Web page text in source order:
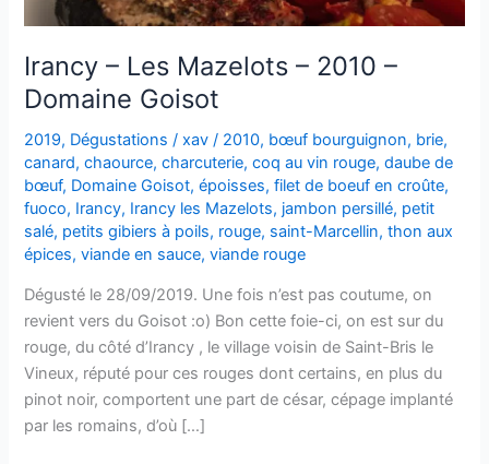
Irancy – Les Mazelots – 2010 –
Domaine Goisot
2019, Dégustations /xav/ 2010, bœuf bourguignon, brie,
canard,chaource,charcuterie,coq au vin rouge,daube de
bœuf, Domaine Goisot,époisses,filet de boeuf en croûte,
fuoco, Irancy, Irancy les Mazelots, jambon persillé, petit
salé, petits gibiers à poils, rouge, saint-Marcellin,thon aux
épices,viande en sauce,viande rouge
Dégusté le 28/09/2019. Une fois n’est pas coutume, on
revient vers du Goisot :o) Bon cette foie-ci, on est sur du
rouge, du côté d’Irancy , le village voisin de Saint-Bris le
Vineux, réputé pour ces rouges dont certains, en plus du
pinot noir, comportent une part de césar, cépage implanté
par les romains, d’où […]